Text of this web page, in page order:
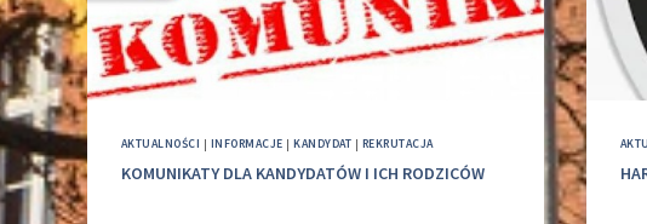
AKTUALNOŚCI | INFORMACJE |KANDYDAT | REKRUTACJA
KOMUNIKATY DLA KANDYDATÓW I ICH RODZICÓW